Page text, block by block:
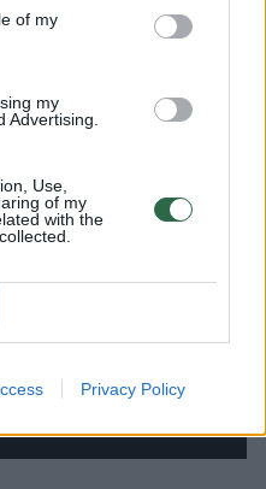
of my
my
Advertising.
Use,
of my
with the
Privacy Policy